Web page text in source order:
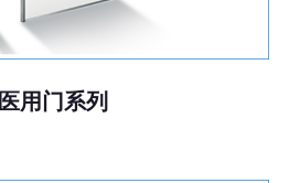
医用门系列